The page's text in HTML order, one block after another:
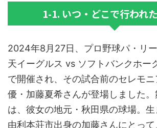
1-1. いつ・どこで行われ
2024年8月27日、プロ野球パ・リ
天イーグルス vs ソフトバンクホー
で開催され、その試合前のセレモ
優・加藤夏希さんが登場しました
は、彼女の地元・秋田県の球場。
由利本荘市出身の加藤さんにとっ